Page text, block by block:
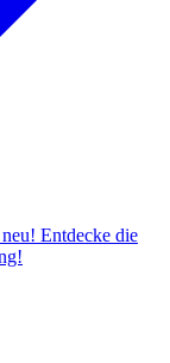
neu! Entdecke die